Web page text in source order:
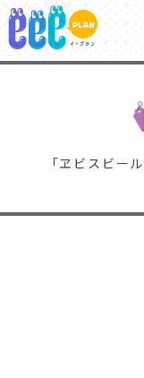
「ヱビスビー